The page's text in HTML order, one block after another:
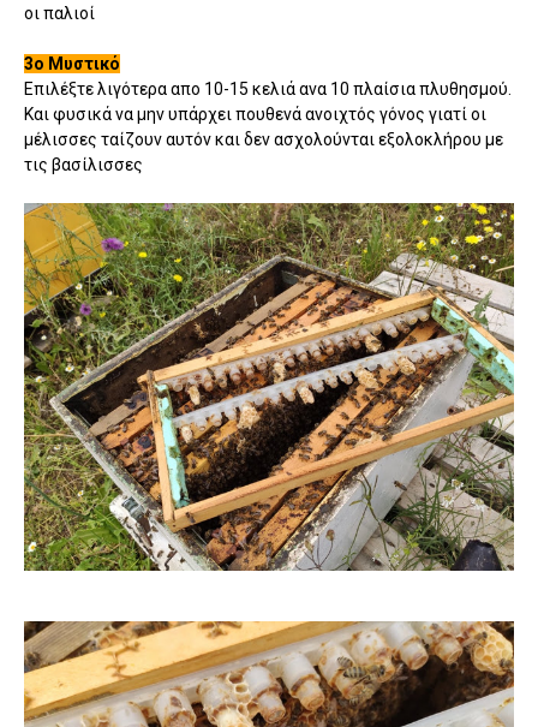
οι παλιοί
3ο Μυστικό
Επιλέξτε λιγότερα απο 10-15 κελιά ανα 10 πλαίσια πλυθησμού.
Και φυσικά να μην υπάρχει πουθενά ανοιχτός γόνος γιατί οι
μέλισσες ταίζουν αυτόν και δεν ασχολούνται εξολοκλήρου με
τις βασίλισσες